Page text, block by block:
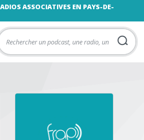
ASSOCIATIVES EN PAYS-DE-